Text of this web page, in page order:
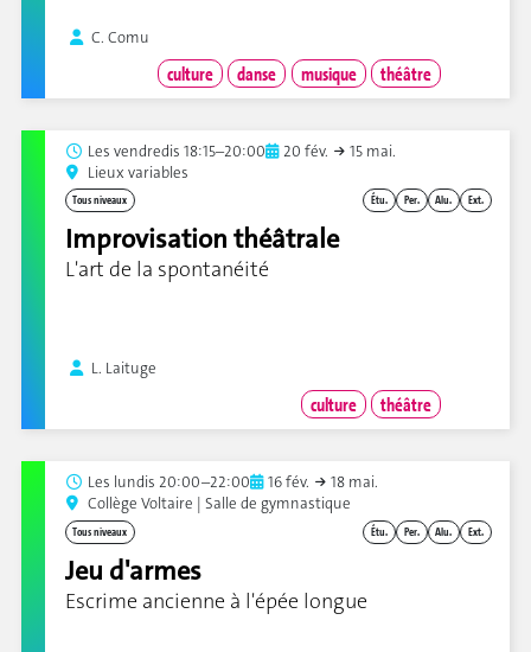
C. Comu
culture danse musique théâtre
Les vendredis 18:15–20:00 20 fév.
15 mai.
Lieux variables
Étu. Per. Alu. Ext.
Tous niveaux
Improvisation théâtrale
L'art de la spontanéité
L. Laituge
culture théâtre
Les lundis 20:00–22:00 16 fév.
18 mai.
Collège Voltaire | Salle de gymnastique
Étu. Per. Alu. Ext.
Tous niveaux
Jeu d'armes
Escrime ancienne à l'épée longue